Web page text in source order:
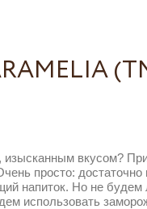
изысканным вкусом?
просто: достаточно
напиток. Но не будем
использовать